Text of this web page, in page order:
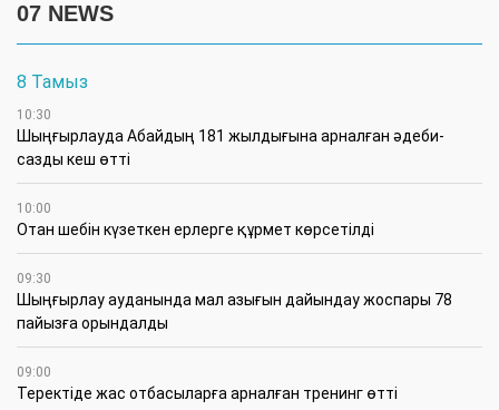
07 NEWS
8 Тамыз
10:30
Шыңғырлауда Абайдың 181 жылдығына арналған әдеби-
сазды кеш өтті
10:00
Отан шебін күзеткен ерлерге құрмет көрсетілді
09:30
​Шыңғырлау ауданында мал азығын дайындау жоспары 78
пайызға орындалды
09:00
​Теректіде жас отбасыларға арналған тренинг өтті